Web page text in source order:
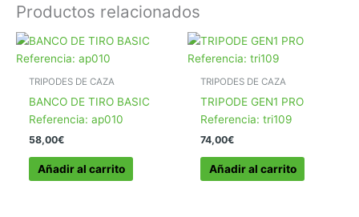
Productos relacionados
TRIPODES DE CAZA
BANCO DE TIRO BASIC
Referencia: ap010
58,00€
Añadir al carrito
TRIPODES DE CAZA
TRIPODE GEN1 PRO
Referencia: tri109
74,00€
Añadir al carrito